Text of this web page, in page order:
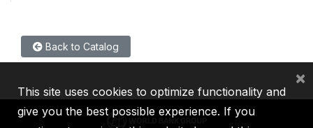
Back to Catalog
This site uses cookies to optimize functionality and
give you the best possible experience. If you
×